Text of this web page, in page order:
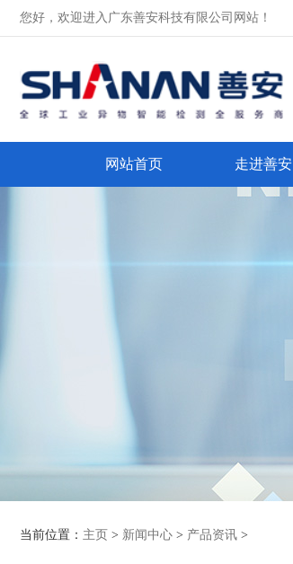
您好，欢迎进入广东善安科技有限公司网站！
网站首页 走进善安
当前位置： 主页 > 新闻中心 > 产品资讯 >